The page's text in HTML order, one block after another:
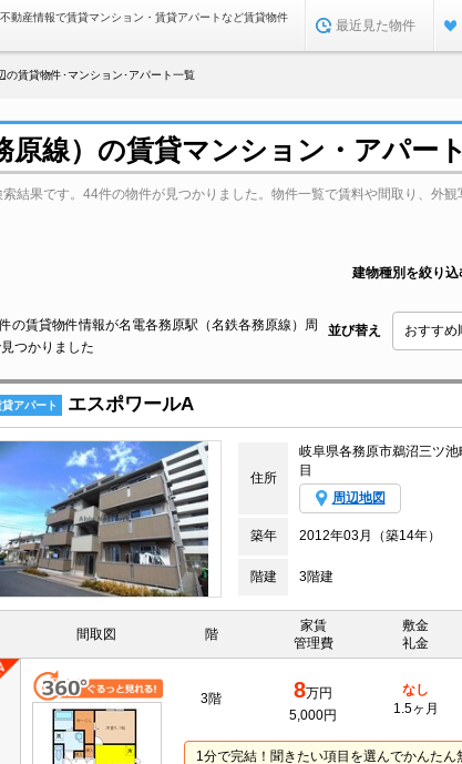
動産情報で賃貸マンション・賃貸アパートなど賃貸物件
最近見た物件
の賃貸物件･マンション･アパート一覧
原線）の賃貸マンション・アパー
結果です。44件の物件が見つかりました。物件一覧で賃料や間取り、外観
建物種別を絞り込
件の賃貸物件情報が名電各務原駅（名鉄各務原線）周
つかりました
並び替え
貸アパート エスポワールA
住所
岐阜県各務原市鵜沼三ツ池
目
周辺地図
築年 2012年03月（築14年）
階建 3階建
間取図 階
家賃
管理費
敷金
礼金
3階 8万円
5,000円
なし
1.5ヶ月
1分で完結！聞きたい項目を選んでかんたん